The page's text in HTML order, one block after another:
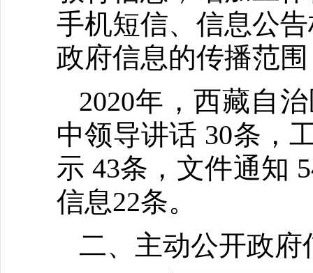
手机短信、信息公
政府信息的传播范
2020年，西藏自
中领导讲话 30条，
示 43条，文件通知
信息22条。
二、主动公开政府